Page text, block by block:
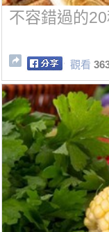
不容錯過的
觀看